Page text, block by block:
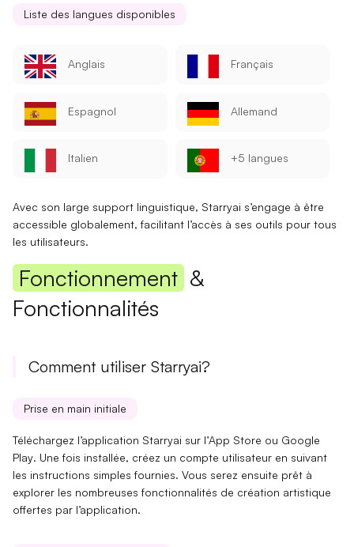
Liste des langues disponibles
Anglais Français
Espagnol Allemand
Italien +5 langues
Avec son large support linguistique, Starryai s’engage à être
accessible globalement, facilitant l’accès à ses outils pour tous
les utilisateurs.
Fonctionnement &
Fonctionnalités
Comment utiliser Starryai?
Prise en main initiale
Téléchargez l’application Starryai sur l’App Store ou Google
Play. Une fois installée, créez un compte utilisateur en suivant
les instructions simples fournies. Vous serez ensuite prêt à
explorer les nombreuses fonctionnalités de création artistique
offertes par l’application.